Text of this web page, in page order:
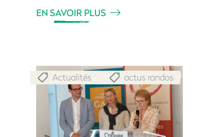
EN SAVOIR PLUS
Actualités actus randos